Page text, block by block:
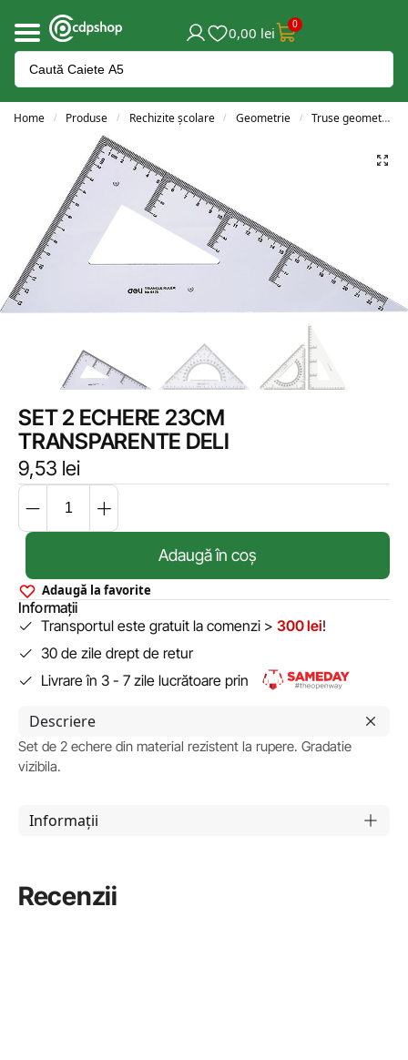
0,00 lei 0
Home / Produse / Rechizite școlare / Geometrie / Truse geometrie
SET 2 ECHERE 23CM
TRANSPARENTE DELI
9,53 lei
Adaugă în coș
Adaugă la favorite
Informații
Transportul este gratuit la comenzi > 300 lei!
30 de zile drept de retur
Livrare în 3 - 7 zile lucrătoare prin
Descriere
Set de 2 echere din material rezistent la rupere. Gradatie
vizibila.
Informații
Recenzii